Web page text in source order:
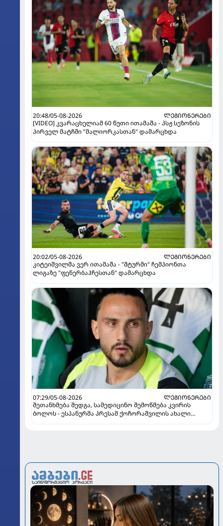
20:48/05-08-2026
ᲚᲔᲒᲘᲝᲜᲔᲠᲔᲑᲘ
[VIDEO] კვარაცხელიამ 60 წუთი ითამაშა - პსჟ სეზონის
პირველ მატჩში "მალიორკასთან" დამარცხდა
20:02/05-08-2026
ᲚᲔᲒᲘᲝᲜᲔᲠᲔᲑᲘ
კიტეიშვილმა ვერ ითამაშა - "შტურმი" ჩემპიონთა
ლიგაზე "ფენერბაჰჩესთან" დამარცხდა
07:29/05-08-2026
ᲚᲔᲒᲘᲝᲜᲔᲠᲔᲑᲘ
შეთანხმება შედგა, სამედიცინო შემოწმება კვირის
ბოლოს - ესპანურმა პრესამ ქოჩორაშვილის ახალი